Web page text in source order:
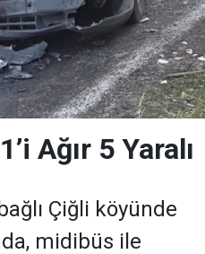
Ağır 5 Yaralı
Çiğli köyünde
midibüs ile